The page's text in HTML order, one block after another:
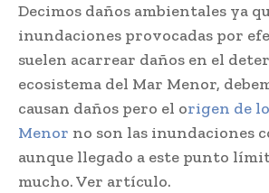
Decimos daños ambientales ya
inundaciones provocadas por
suelen acarrear daños en el
ecosistema del Mar Menor,
causan daños pero el origen de
Menor no son las inundaciones
aunque llegado a este punto
mucho. Ver artículo.